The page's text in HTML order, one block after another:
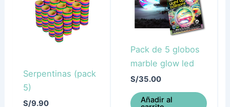
Serpentinas (pack
5)
S/9.90
Pack de 5 globos
marble glow led
S/35.00
Añadir al